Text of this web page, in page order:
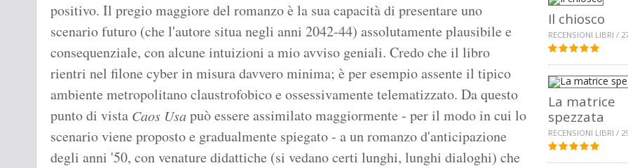
positivo. Il pregio maggiore del romanzo è la sua capacità di presentare uno
scenario futuro (che l'autore situa negli anni 2042-44) assolutamente plausibile e
consequenziale, con alcune intuizioni a mio avviso geniali. Credo che il libro
rientri nel filone cyber in misura davvero minima; è per esempio assente il tipico
ambiente metropolitano claustrofobico e ossessivamente telematizzato. Da questo
punto di vista Caos Usapuò essere assimilato maggiormente - per il modo in cui lo
scenario viene proposto e gradualmente spiegato - a un romanzo d'anticipazione
degli anni '50, con venature didattiche (si vedano certi lunghi, lunghi dialoghi) che
Il chiosco
RECENSIONI LIBRI /
La matrice
spezzata
RECENSIONI LIBRI /